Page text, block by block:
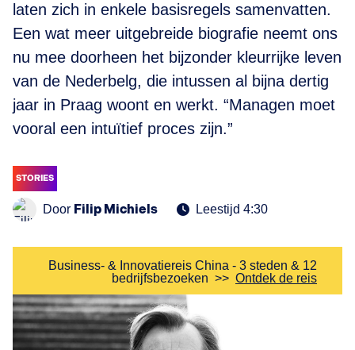
laten zich in enkele basisregels samenvatten.
Een wat meer uitgebreide biografie neemt ons
nu mee doorheen het bijzonder kleurrijke leven
van de Nederbelg, die intussen al bijna dertig
jaar in Praag woont en werkt. “Managen moet
vooral een intuïtief proces zijn.”
STORIES
Door Filip Michiels Leestijd 4:30
Business- & Innovatiereis China - 3 steden & 12
bedrijfsbezoeken >> Ontdek de reis